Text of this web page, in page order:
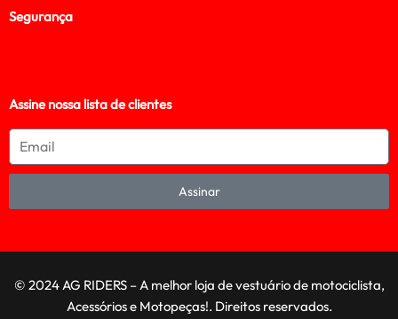
Segurança
Assine nossa lista de clientes
Assinar
© 2024 AG RIDERS – A melhor loja de vestuário de motociclista,
Acessórios e Motopeças!. Direitos reservados.